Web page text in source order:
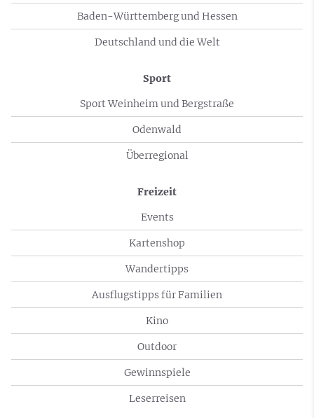
Baden-Württemberg und Hessen
Deutschland und die Welt
Sport
Sport Weinheim und Bergstraße
Odenwald
Überregional
Freizeit
Events
Kartenshop
Wandertipps
Ausflugstipps für Familien
Kino
Outdoor
Gewinnspiele
Leserreisen